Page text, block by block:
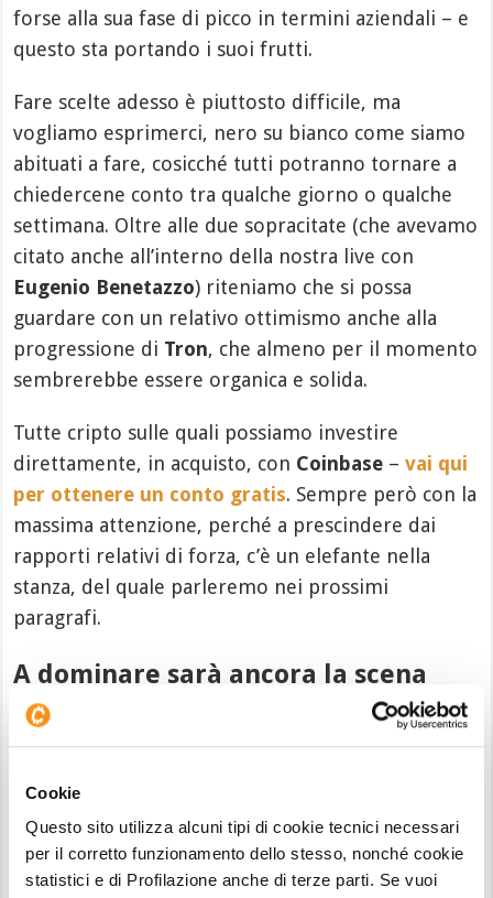
Cookie
Questo sito utilizza alcuni tipi di cookie tecnici necessari
per il corretto funzionamento dello stesso, nonché cookie
statistici e di Profilazione anche di terze parti. Se vuoi
forse alla sua fase di picco in termini aziendali – e
questo sta portando i suoi frutti.
Fare scelte adesso è piuttosto difficile, ma
vogliamo esprimerci, nero su bianco come siamo
abituati a fare, cosicché tutti potranno tornare a
chiedercene conto tra qualche giorno o qualche
settimana. Oltre alle due sopracitate (che avevamo
citato anche all’interno della nostra live con
Eugenio Benetazzo) riteniamo che si possa
guardare con un relativo ottimismo anche alla
progressione di Tron, che almeno per il momento
sembrerebbe essere organica e solida.
Tutte cripto sulle quali possiamo investire
direttamente, in acquisto, con Coinbase –vai qui
per ottenere un conto gratis. Sempre però con la
massima attenzione, perché a prescindere dai
rapporti relativi di forza, c’è un elefante nella
stanza, del quale parleremo nei prossimi
paragrafi.
A dominare sarà ancora la scena
macro
fase di mercato. Una fase di mercato che,
dovrebbe essere ovvio ormai per tutti, continua
ad essere dominata in lungo e largo dalle paure di